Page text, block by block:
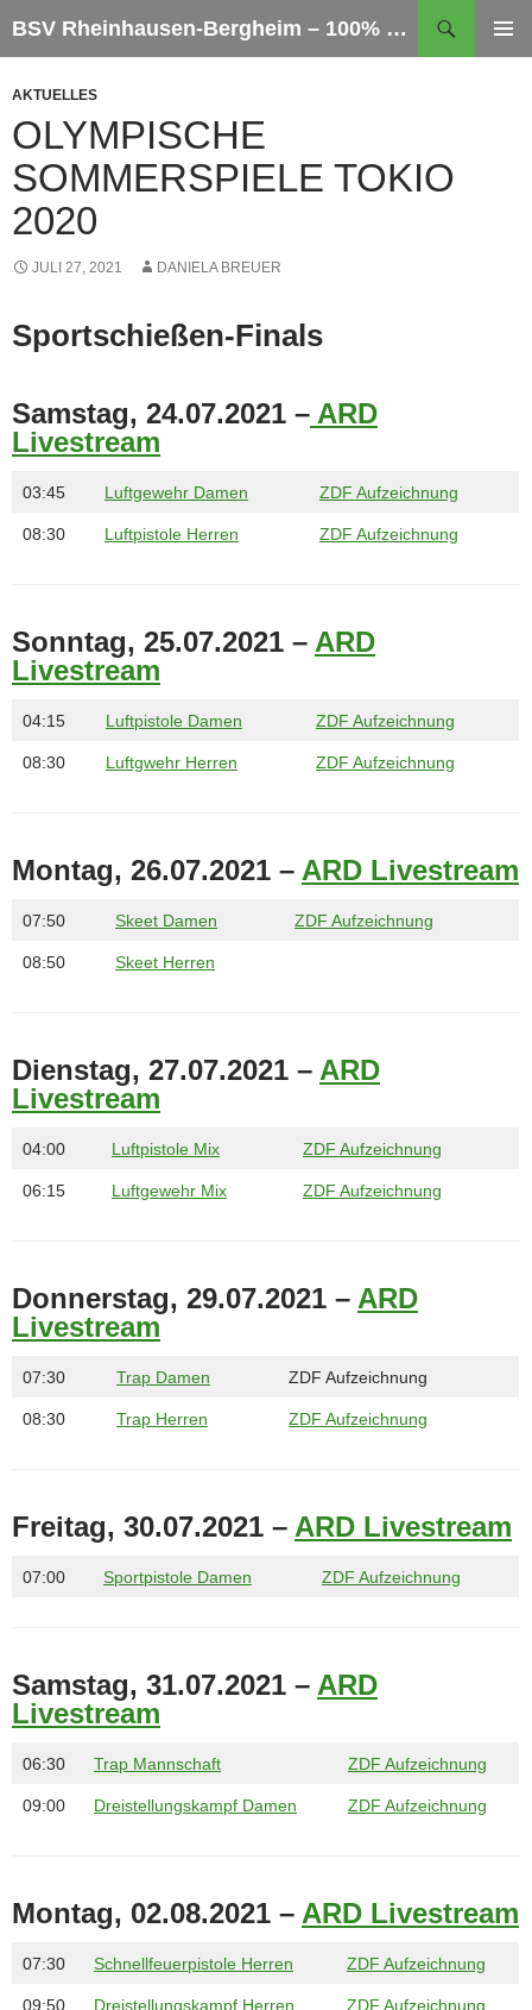
Inhalt
BSV Rheinhausen-Bergheim – 100% Sportschießen
AKTUELLES
OLYMPISCHE
SOMMERSPIELE TOKIO
2020
JULI 27, 2021 DANIELA BREUER
Sportschießen-Finals
Samstag, 24.07.2021 – ARD
Livestream
03:45 Luftgewehr Damen ZDF Aufzeichnung
08:30 Luftpistole Herren ZDF Aufzeichnung
Sonntag, 25.07.2021 – ARD
Livestream
04:15 Luftpistole Damen ZDF Aufzeichnung
08:30 Luftgwehr Herren ZDF Aufzeichnung
Montag, 26.07.2021 – ARD Livestream
07:50 Skeet Damen ZDF Aufzeichnung
08:50 Skeet Herren
Dienstag, 27.07.2021 – ARD
Livestream
04:00 Luftpistole Mix ZDF Aufzeichnung
06:15 Luftgewehr Mix ZDF Aufzeichnung
Donnerstag, 29.07.2021 – ARD
Livestream
07:30 Trap Damen ZDF Aufzeichnung
08:30 Trap Herren ZDF Aufzeichnung
Freitag, 30.07.2021 – ARD Livestream
07:00 Sportpistole Damen ZDF Aufzeichnung
Samstag, 31.07.2021 – ARD
Livestream
06:30 Trap Mannschaft ZDF Aufzeichnung
09:00 Dreistellungskampf Damen ZDF Aufzeichnung
Montag, 02.08.2021 – ARD Livestream
07:30 Schnellfeuerpistole Herren ZDF Aufzeichnung
09:50 Dreistellungskampf Herren ZDF Aufzeichnung